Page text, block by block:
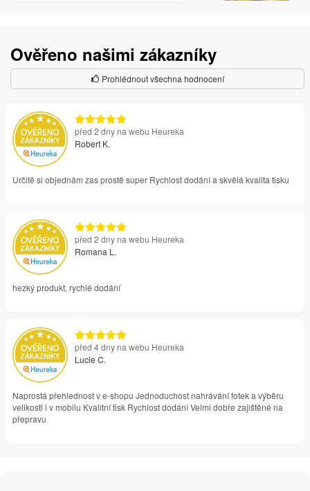
Ověřeno našimi zákazníky
Prohlédnout všechna hodnocení
před 2 dny na webu Heureka
Robert K.
Určitě si objednám zas prostě super Rychlost dodání a skvělá kvalita tisku
před 2 dny na webu Heureka
Romana L.
hezký produkt, rychlé dodání
před 4 dny na webu Heureka
Lucie C.
Naprostá přehlednost v e-shopu Jednoduchost nahrávání fotek a výběru
velikosti i v mobilu Kvalitní tisk Rychlost dodání Velmi dobře zajištěné na
přepravu